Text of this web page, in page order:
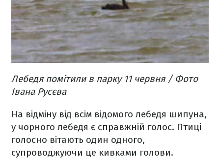
Лебедя помітили в парку 11 червня / Фото
Івана Русєва
На відміну від всім відомого лебедя шипуна,
у чорного лебедя є справжній голос. Птиці
голосно вітають один одного,
супроводжуючи це кивками голови.